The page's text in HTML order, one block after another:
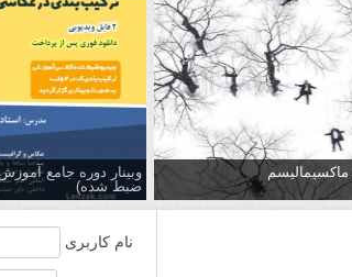
وبینار دوره جامع
ضبط شده)
نام کاربری